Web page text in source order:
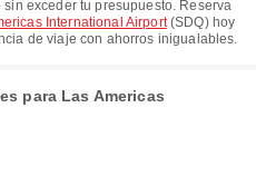
exceder tu presupuesto. Reserva
International Airport(SDQ) hoy
de viaje con ahorros inigualables.
para Las Americas